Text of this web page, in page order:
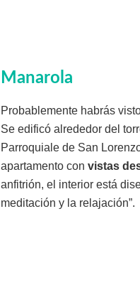
Manarola
Probablemente habrás
Se edificó alrededor del
Parroquiale de San
apartamento con vistas
anfitrión, el interior está
meditación y la relajación”.